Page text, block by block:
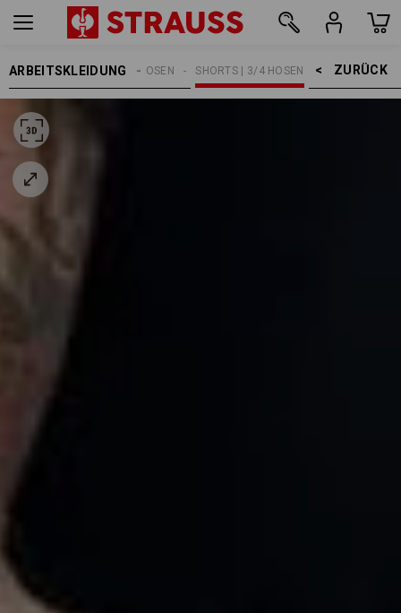
ARBEITSKLEIDUNG ZURÜCK    >
SHORTS | 3/4 HOSEN
ARBEITSHOSEN
HERREN